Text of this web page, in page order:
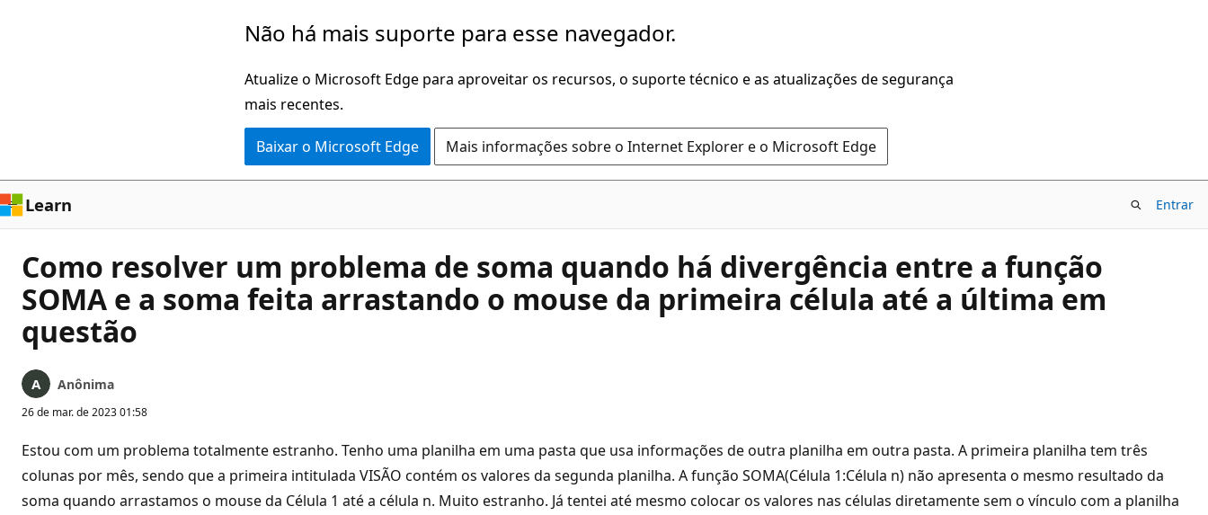
Não há mais suporte para esse navegador.
Atualize o Microsoft Edge para aproveitar os recursos, o suporte técnico e as atualizações de segurança
mais recentes.
Baixar o Microsoft Edge Mais informações sobre o Internet Explorer e o Microsoft Edge
Learn Entrar
Como resolver um problema de soma quando há divergência entre a função
SOMA e a soma feita arrastando o mouse da primeira célula até a última em
questão
Anônima
26 de mar. de 2023 01:58
Estou com um problema totalmente estranho. Tenho uma planilha em uma pasta que usa informações de outra planilha em outra pasta. A primeira planilha tem três
colunas por mês, sendo que a primeira intitulada VISÃO contém os valores da segunda planilha. A função SOMA(Célula 1:Célula n) não apresenta o mesmo resultado da
soma quando arrastamos o mouse da Célula 1 até a célula n. Muito estranho. Já tentei até mesmo colocar os valores nas células diretamente sem o vínculo com a planilha